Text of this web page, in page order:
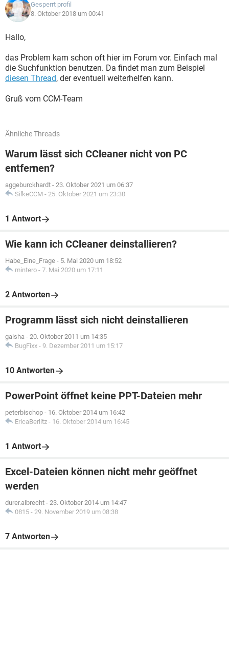
Gesperrt profil
8. Oktober 2018 um 00:41
Hallo,
das Problem kam schon oft hier im Forum vor. Einfach mal
die Suchfunktion benutzen. Da findet man zum Beispiel
diesen Thread, der eventuell weiterhelfen kann.
Gruß vom CCM-Team
Ähnliche Threads
Warum lässt sich CCleaner nicht von PC
entfernen?
aggeburckhardt - 23. Oktober 2021 um 06:37
SilkeCCM - 25. Oktober 2021 um 23:30
1 Antwort
Wie kann ich CCleaner deinstallieren?
Habe_Eine_Frage - 5. Mai 2020 um 18:52
mintero - 7. Mai 2020 um 17:11
2 Antworten
Programm lässt sich nicht deinstallieren
gaisha - 20. Oktober 2011 um 14:35
BugFixx - 9. Dezember 2011 um 15:17
10 Antworten
PowerPoint öffnet keine PPT-Dateien mehr
peterbischop - 16. Oktober 2014 um 16:42
EricaBerlitz - 16. Oktober 2014 um 16:45
1 Antwort
Excel-Dateien können nicht mehr geöffnet
werden
durer.albrecht - 23. Oktober 2014 um 14:47
0815 - 29. November 2019 um 08:38
7 Antworten